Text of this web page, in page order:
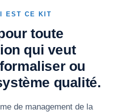
EST CE KIT
toute
qui veut
ou
qualité.
de management de la